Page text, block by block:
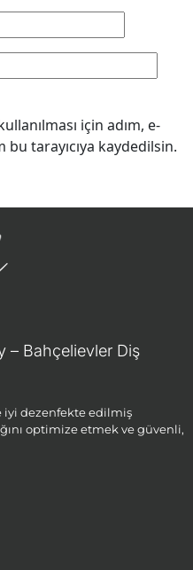
için adım, e-
tarayıcıya kaydedilsin.
– Bahçelievler Diş
dezenfekte edilmiş
optimize etmek ve güvenli,